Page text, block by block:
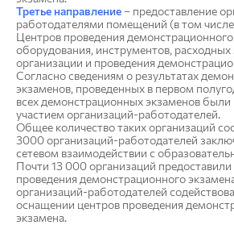
Третье направление – предоставление
работодателями помещений (в том
Центров проведения
оборудования, инструментов,
организации и проведения
Согласно сведениям о результатах
экзаменов, проведенных в первом
всех демонстрационных экзаменов были
участием организаций-работодателей.
Общее количество таких организаций
3000 организаций-работодателей
сетевом взаимодействии с
Почти 13 000 организаций предоставили
проведения демонстрационного
организаций-работодателей
оснащении центров проведения
экзамена.